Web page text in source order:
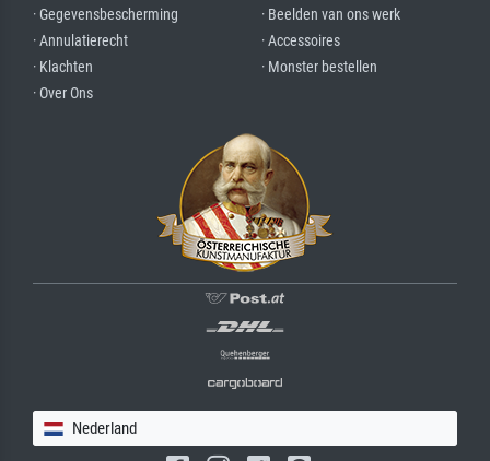
· Gegevensbescherming
· Annulatierecht
· Klachten
· Over Ons
· Beelden van ons werk
· Accessoires
· Monster bestellen
Nederland